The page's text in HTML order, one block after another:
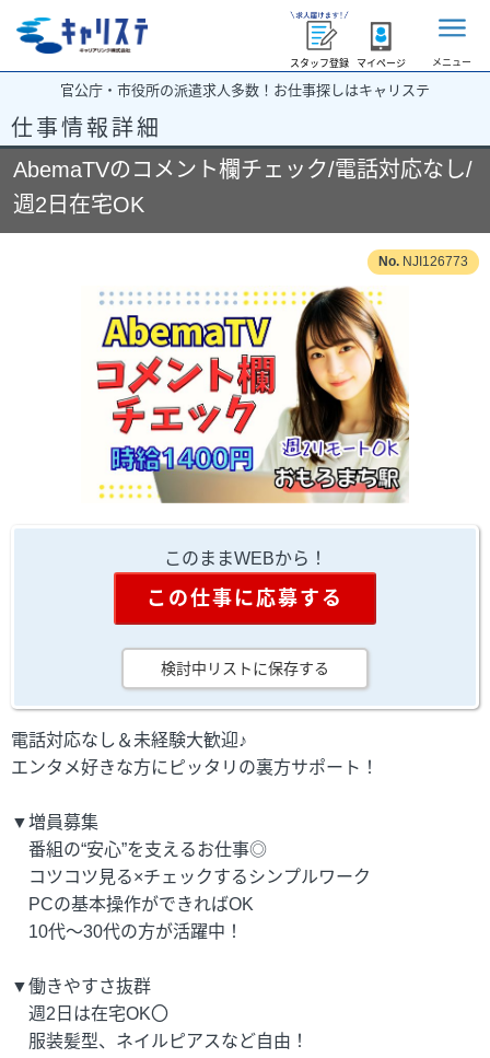
スタッフ登録 マイページ メニュー
官公庁・市役所の派遣求人多数！お仕事探しはキャリステ
仕事情報詳細
AbemaTVのコメント欄チェック/電話対応なし/
週2日在宅OK
NJI126773
このままWEBから！
この仕事に応募する
検討中リストに保存する
電話対応なし＆未経験大歓迎♪
エンタメ好きな方にピッタリの裏方サポート！
▼増員募集
番組の“安心”を支えるお仕事◎
コツコツ見る×チェックするシンプルワーク
PCの基本操作ができればOK
10代～30代の方が活躍中！
▼働きやすさ抜群
週2日は在宅OK〇
服装髪型、ネイルピアスなど自由！